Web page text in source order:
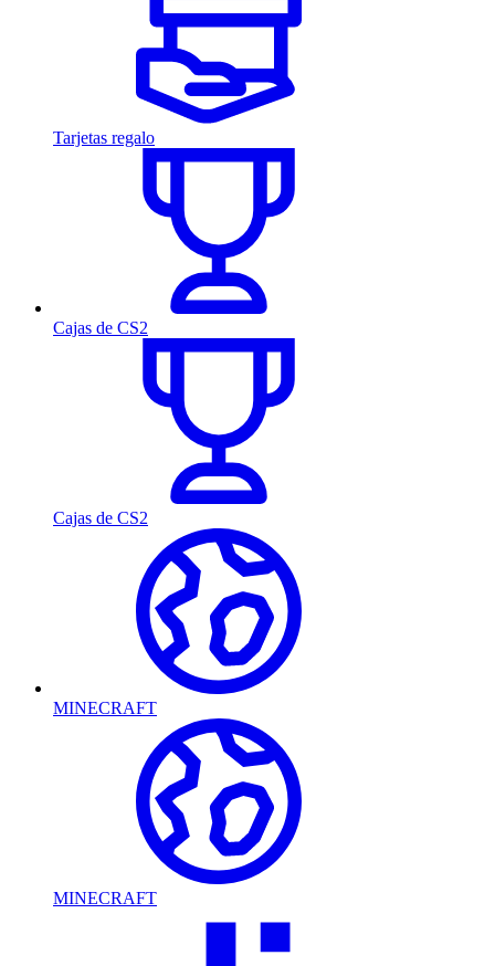
Tarjetas regalo
Cajas de CS2
Cajas de CS2
MINECRAFT
MINECRAFT